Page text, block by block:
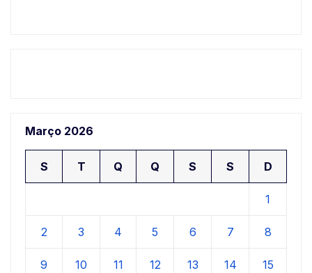
Março 2026
S T Q Q S S D
1
2 3 4 5 6 7 8
9 10 11 12 13 14 15